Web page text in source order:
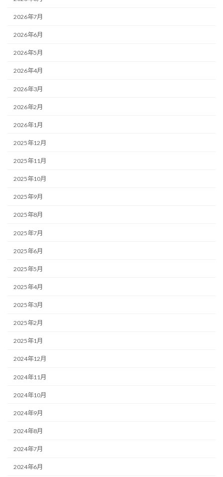
2026年7月
2026年6月
2026年5月
2026年4月
2026年3月
2026年2月
2026年1月
2025年12月
2025年11月
2025年10月
2025年9月
2025年8月
2025年7月
2025年6月
2025年5月
2025年4月
2025年3月
2025年2月
2025年1月
2024年12月
2024年11月
2024年10月
2024年9月
2024年8月
2024年7月
2024年6月